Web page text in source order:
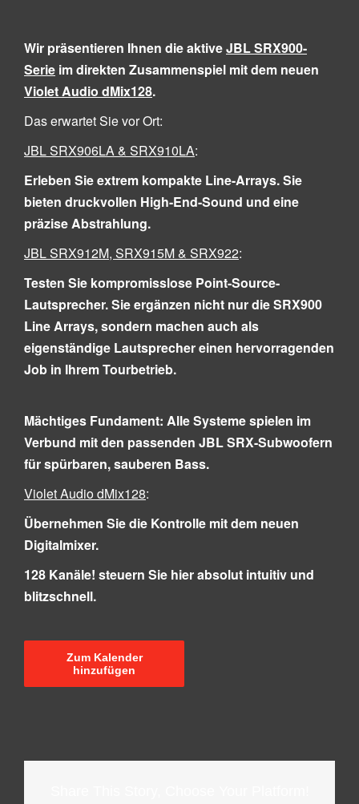
Wir präsentieren Ihnen die aktiveJBL SRX900-
Serie im direkten Zusammenspiel mit dem neuen
Violet Audio dMix128.
Das erwartet Sie vor Ort:
JBL SRX906LA & SRX910LA:
Erleben Sie extrem kompakte Line-Arrays. Sie
bieten druckvollen High-End-Sound und eine
präzise Abstrahlung.
JBL SRX912M, SRX915M & SRX922:
Testen Sie kompromisslose Point-Source-
Lautsprecher. Sie ergänzen nicht nur die SRX900
Line Arrays, sondern machen auch als
eigenständige Lautsprecher einen hervorragenden
Job in Ihrem Tourbetrieb.
Mächtiges Fundament: Alle Systeme spielen im
Verbund mit den passenden JBL SRX-Subwoofern
für spürbaren, sauberen Bass.
Violet Audio dMix128:
Übernehmen Sie die Kontrolle mit dem neuen
Digitalmixer.
128 Kanäle! steuern Sie hier absolut intuitiv und
blitzschnell.
Zum Kalender
hinzufügen